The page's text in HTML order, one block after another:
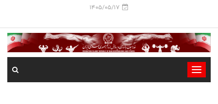
1405/05/17
-
-